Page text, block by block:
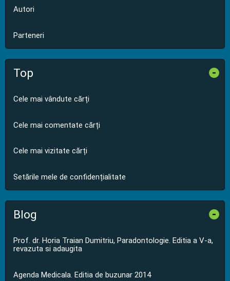
Autori
Parteneri
Top -
Cele mai vândute cărți
Cele mai comentate cărți
Cele mai vizitate cărți
Setările mele de confidențialitate
Blog -
Prof. dr. Horia Traian Dumitriu, Paradontologie. Editia a V-a,
revazuta si adaugita
Agenda Medicala. Editia de buzunar 2014